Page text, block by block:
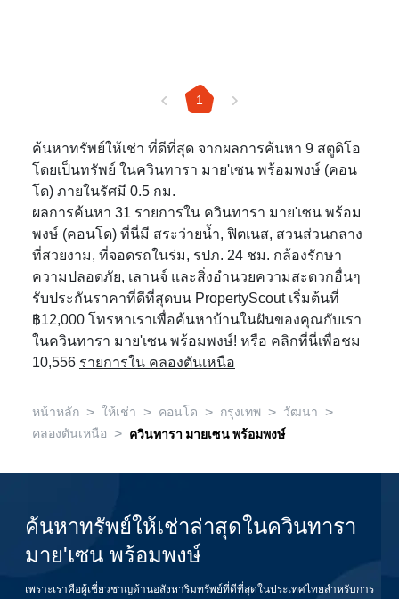
1
ค้นหาทรัพย์ให้เช่า ที่ดีที่สุด จากผลการค้นหา 9 สตูดิโอ
โดยเป็นทรัพย์ ในควินทารา มาย'เซน พร้อมพงษ์ (คอน
โด) ภายในรัศมี 0.5 กม.
ผลการค้นหา 31 รายการใน ควินทารา มาย'เซน พร้อม
พงษ์ (คอนโด) ที่นี่มี สระว่ายน้ำ, ฟิตเนส, สวนส่วนกลาง
ที่สวยงาม, ที่จอดรถในร่ม, รปภ. 24 ชม. กล้องรักษา
ความปลอดภัย, เลานจ์ และสิ่งอำนวยความสะดวกอื่นๆ
รับประกันราคาที่ดีที่สุดบน PropertyScout เริ่มต้นที่
฿12,000 โทรหาเราเพื่อค้นหาบ้านในฝันของคุณกับเรา
ในควินทารา มาย'เซน พร้อมพงษ์! หรือ คลิกที่นี่เพื่อชม
10,556 รายการใน คลองตันเหนือ
หน้าหลัก > ให้เช่า > คอนโด > กรุงเทพ > วัฒนา >
คลองตันเหนือ > ควินทารา มายเซน พร้อมพงษ์
ค้นหาทรัพย์ให้เช่าล่าสุดในควินทารา
มาย'เซน พร้อมพงษ์
เพราะเราคือผู้เชี่ยวชาญด้านอสังหาริมทรัพย์ที่ดีที่สุดในประเทศไทยสำหรับการ